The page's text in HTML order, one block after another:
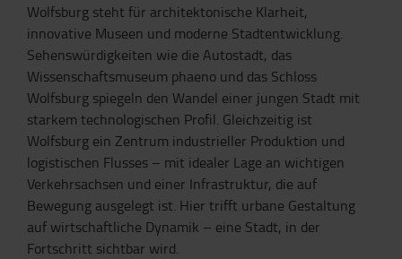
Wolfsburg steht für architektonische Klarheit,
innovative Museen und moderne Stadtentwicklung.
Sehenswürdigkeiten wie die Autostadt, das
Wissenschaftsmuseum phaeno und das Schloss
Wolfsburg spiegeln den Wandel einer jungen Stadt mit
starkem technologischen Profil. Gleichzeitig ist
Wolfsburg ein Zentrum industrieller Produktion und
logistischen Flusses – mit idealer Lage an wichtigen
Verkehrsachsen und einer Infrastruktur, die auf
Bewegung ausgelegt ist. Hier trifft urbane Gestaltung
auf wirtschaftliche Dynamik – eine Stadt, in der
Fortschritt sichtbar wird.